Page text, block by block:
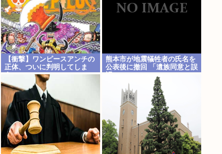
【衝撃】ワンピースアンチの
正体、ついに判明してしま
熊本市が地震犠牲者の氏名を
公表後に撤回 「遺族同意と誤